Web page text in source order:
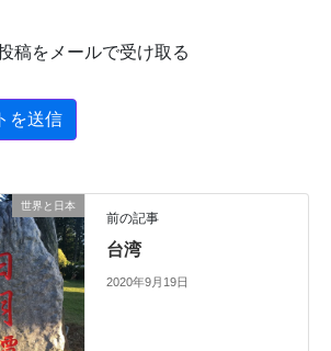
稿をメールで受け取る
世界と日本
前の記事
台湾
2020年9月19日